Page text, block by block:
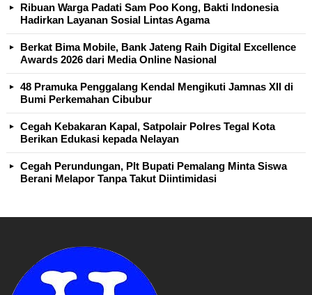
Ribuan Warga Padati Sam Poo Kong, Bakti Indonesia
Hadirkan Layanan Sosial Lintas Agama
Berkat Bima Mobile, Bank Jateng Raih Digital Excellence
Awards 2026 dari Media Online Nasional
48 Pramuka Penggalang Kendal Mengikuti Jamnas XII di
Bumi Perkemahan Cibubur
Cegah Kebakaran Kapal, Satpolair Polres Tegal Kota
Berikan Edukasi kepada Nelayan
Cegah Perundungan, Plt Bupati Pemalang Minta Siswa
Berani Melapor Tanpa Takut Diintimidasi